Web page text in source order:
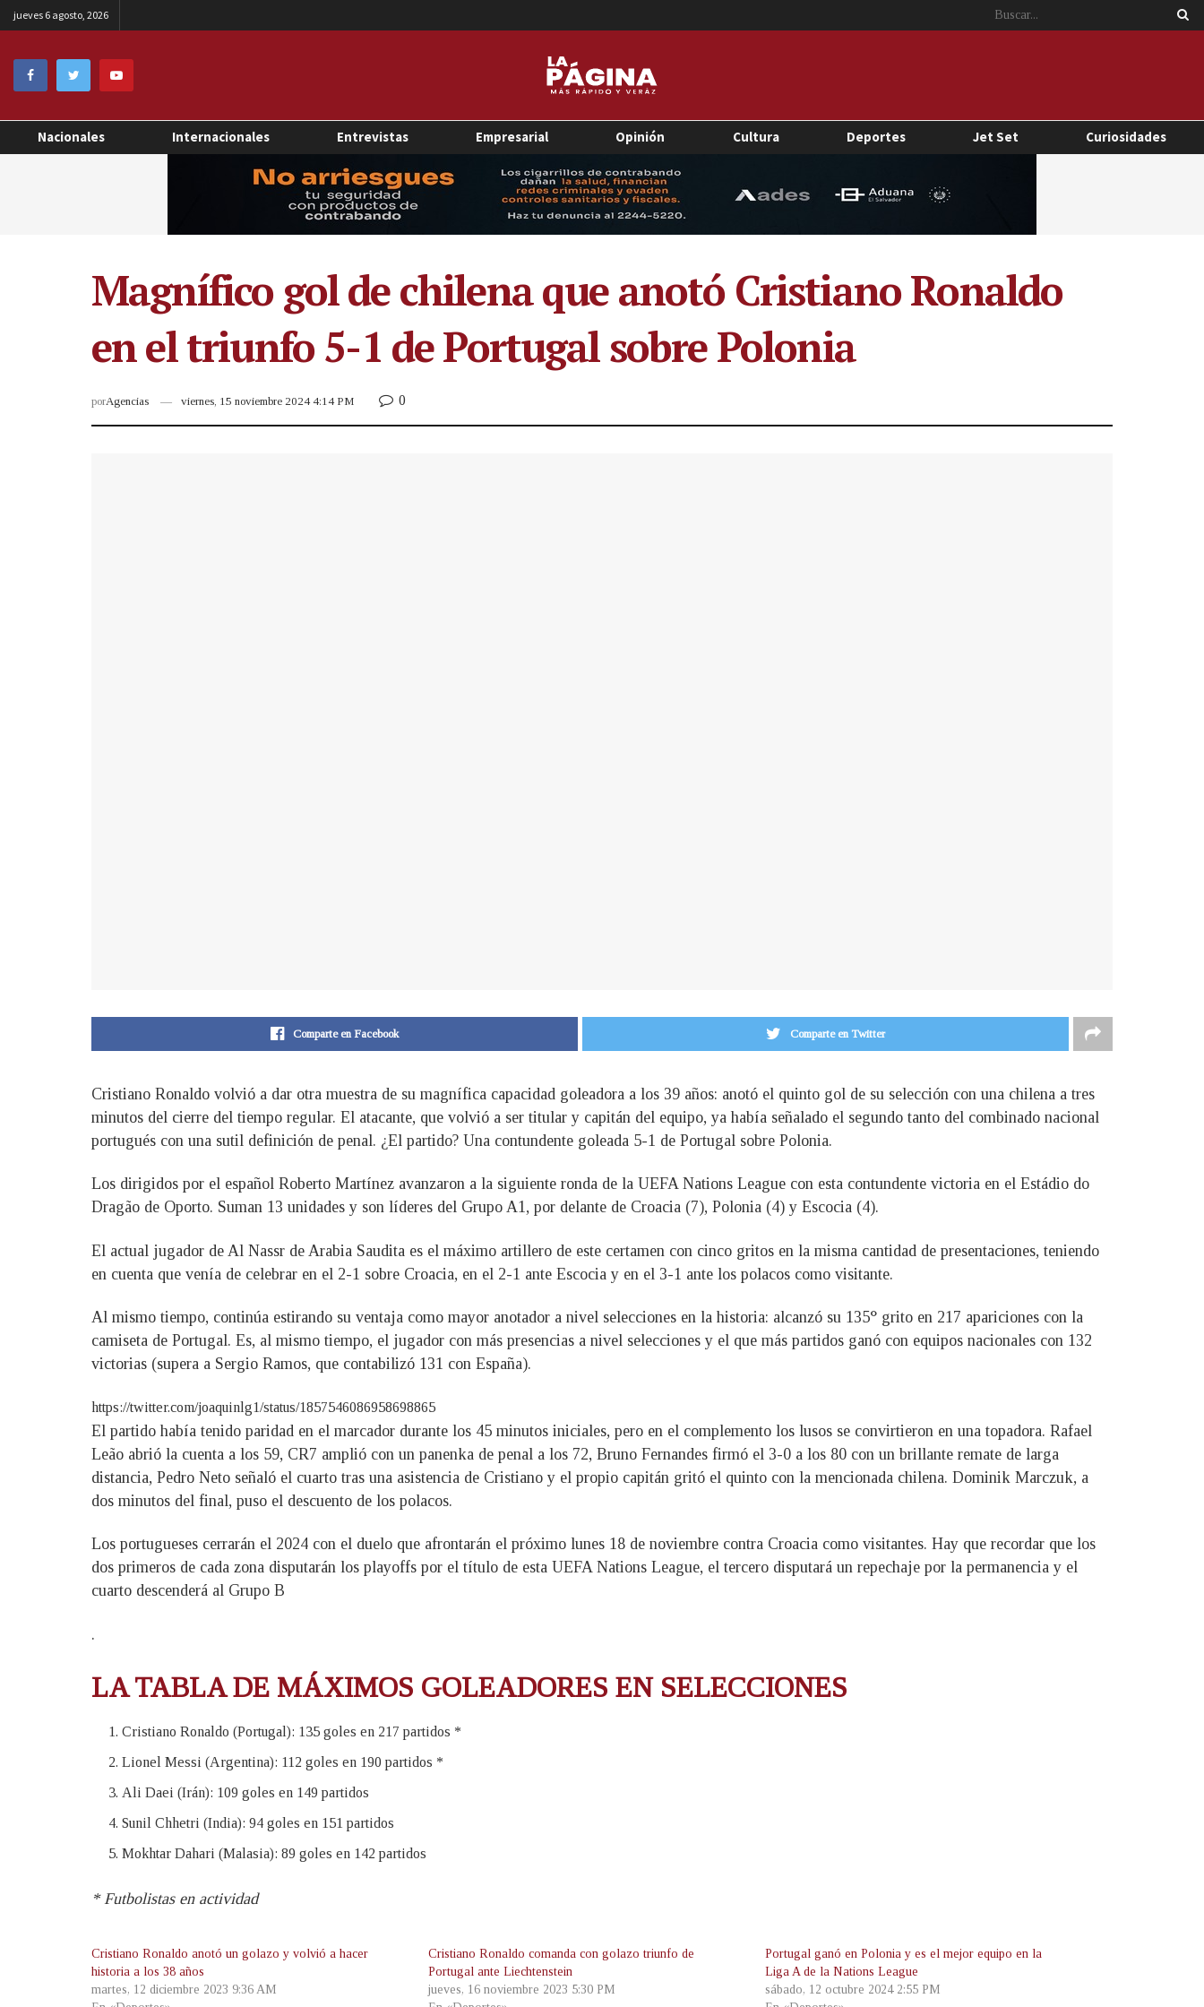
jueves 6 agosto, 2026
Nacionales Internacionales Entrevistas Empresarial Opinión Cultura Deportes Jet Set Curiosidades
Magnífico gol de chilena que anotó Cristiano Ronaldo
en el triunfo 5-1 de Portugal sobre Polonia
porAgencias viernes, 15 noviembre 2024 4:14 PM 0
Comparte en Facebook Comparte en Twitter
Cristiano Ronaldo volvió a dar otra muestra de su magnífica capacidad goleadora a los 39 años: anotó el quinto gol de su selección con una chilena a tres
minutos del cierre del tiempo regular. El atacante, que volvió a ser titular y capitán del equipo, ya había señalado el segundo tanto del combinado nacional
portugués con una sutil definición de penal. ¿El partido? Una contundente goleada 5-1 de Portugal sobre Polonia.
Los dirigidos por el español Roberto Martínez avanzaron a la siguiente ronda de la UEFA Nations League con esta contundente victoria en el Estádio do
Dragão de Oporto. Suman 13 unidades y son líderes del Grupo A1, por delante de Croacia (7), Polonia (4) y Escocia (4).
El actual jugador de Al Nassr de Arabia Saudita es el máximo artillero de este certamen con cinco gritos en la misma cantidad de presentaciones, teniendo
en cuenta que venía de celebrar en el 2-1 sobre Croacia, en el 2-1 ante Escocia y en el 3-1 ante los polacos como visitante.
Al mismo tiempo, continúa estirando su ventaja como mayor anotador a nivel selecciones en la historia: alcanzó su 135° grito en 217 apariciones con la
camiseta de Portugal. Es, al mismo tiempo, el jugador con más presencias a nivel selecciones y el que más partidos ganó con equipos nacionales con 132
victorias (supera a Sergio Ramos, que contabilizó 131 con España).
https://twitter.com/joaquinlg1/status/1857546086958698865
El partido había tenido paridad en el marcador durante los 45 minutos iniciales, pero en el complemento los lusos se convirtieron en una topadora. Rafael
Leão abrió la cuenta a los 59, CR7 amplió con un panenka de penal a los 72, Bruno Fernandes firmó el 3-0 a los 80 con un brillante remate de larga
distancia, Pedro Neto señaló el cuarto tras una asistencia de Cristiano y el propio capitán gritó el quinto con la mencionada chilena. Dominik Marczuk, a
dos minutos del final, puso el descuento de los polacos.
Los portugueses cerrarán el 2024 con el duelo que afrontarán el próximo lunes 18 de noviembre contra Croacia como visitantes. Hay que recordar que los
dos primeros de cada zona disputarán los playoffs por el título de esta UEFA Nations League, el tercero disputará un repechaje por la permanencia y el
cuarto descenderá al Grupo B
.
LA TABLA DE MÁXIMOS GOLEADORES EN SELECCIONES
Cristiano Ronaldo (Portugal): 135 goles en 217 partidos *
Lionel Messi (Argentina): 112 goles en 190 partidos *
Ali Daei (Irán): 109 goles en 149 partidos
Sunil Chhetri (India): 94 goles en 151 partidos
Mokhtar Dahari (Malasia): 89 goles en 142 partidos
* Futbolistas en actividad
Cristiano Ronaldo anotó un golazo y volvió a hacer
historia a los 38 años
martes, 12 diciembre 2023 9:36 AM
Cristiano Ronaldo comanda con golazo triunfo de
Portugal ante Liechtenstein
jueves, 16 noviembre 2023 5:30 PM
Portugal ganó en Polonia y es el mejor equipo en la
Liga A de la Nations League
sábado, 12 octubre 2024 2:55 PM